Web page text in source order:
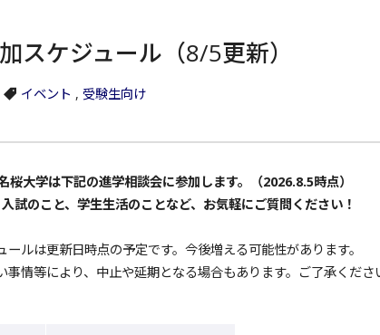
スケジュール（8/5更新）
イベント , 受験生向け
桜大学は下記の進学相談会に参加します。（2026.8.5時点）
試のこと、学生生活のことなど、お気軽にご質問ください！
ルは更新日時点の予定です。今後増える可能性があります。
情等により、中止や延期となる場合もあります。ご了承くださ